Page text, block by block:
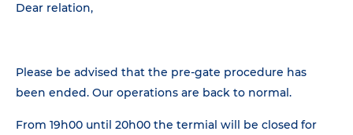
Dear relation,
Please be advised that the pre-gate procedure has
been ended. Our operations are back to normal.
From 19h00 until 20h00 the termial will be closed for